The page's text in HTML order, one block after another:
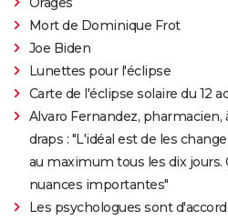
Mort de Dominique Frot
Joe Biden
Lunettes pour l'éclipse
Carte de l'éclipse solaire du 12
Alvaro Fernandez, pharmacien,
draps : "L'idéal est de les
au maximum tous les dix jours.
nuances importantes"
Les psychologues sont